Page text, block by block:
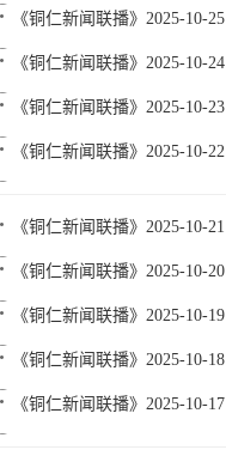
《铜仁新闻联播》2025-10-25
《铜仁新闻联播》2025-10-24
《铜仁新闻联播》2025-10-23
《铜仁新闻联播》2025-10-22
《铜仁新闻联播》2025-10-21
《铜仁新闻联播》2025-10-20
《铜仁新闻联播》2025-10-19
《铜仁新闻联播》2025-10-18
《铜仁新闻联播》2025-10-17